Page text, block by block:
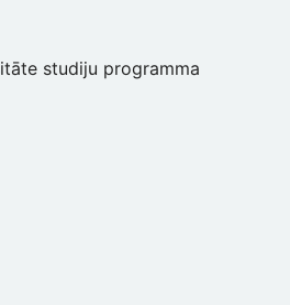
studiju programma